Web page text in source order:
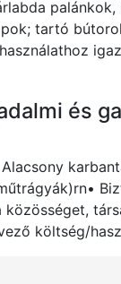
tartó
és
közösséget,
költség/